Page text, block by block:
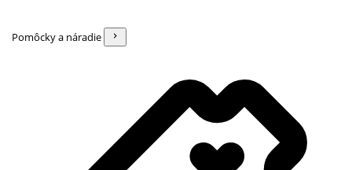
Pomôcky a náradie